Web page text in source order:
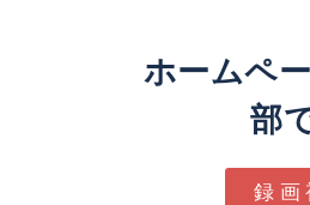
ホームペ
部
録画